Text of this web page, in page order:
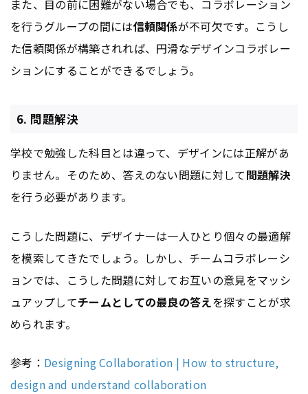
また、目の前に困難がない場合でも、コラボレーション
を行うグループの間には信頼関係が不可欠です。こうし
た信頼関係が構築されれば、円滑なデザインコラボレー
ションにすることができるでしょう。
6. 問題解決
学校で勉強した科目とは違って、デザインには正解があ
りません。そのため、答えのない問題に対して問題解決
を行う必要があります。
こうした問題に、デザイナーは一人ひとり個々の最適解
を模索してきたでしょう。しかし、チームコラボレーシ
ョンでは、こうした問題に対してお互いの意見をマッシ
ュアップしてチームとしての最良の答えを探すことが求
められます。
参考： Designing Collaboration | How to structure,
design and understand collaboration